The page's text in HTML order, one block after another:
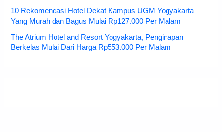
10 Rekomendasi Hotel Dekat Kampus UGM Yogyakarta
Yang Murah dan Bagus Mulai Rp127.000 Per Malam
The Atrium Hotel and Resort Yogyakarta, Penginapan
Berkelas Mulai Dari Harga Rp553.000 Per Malam